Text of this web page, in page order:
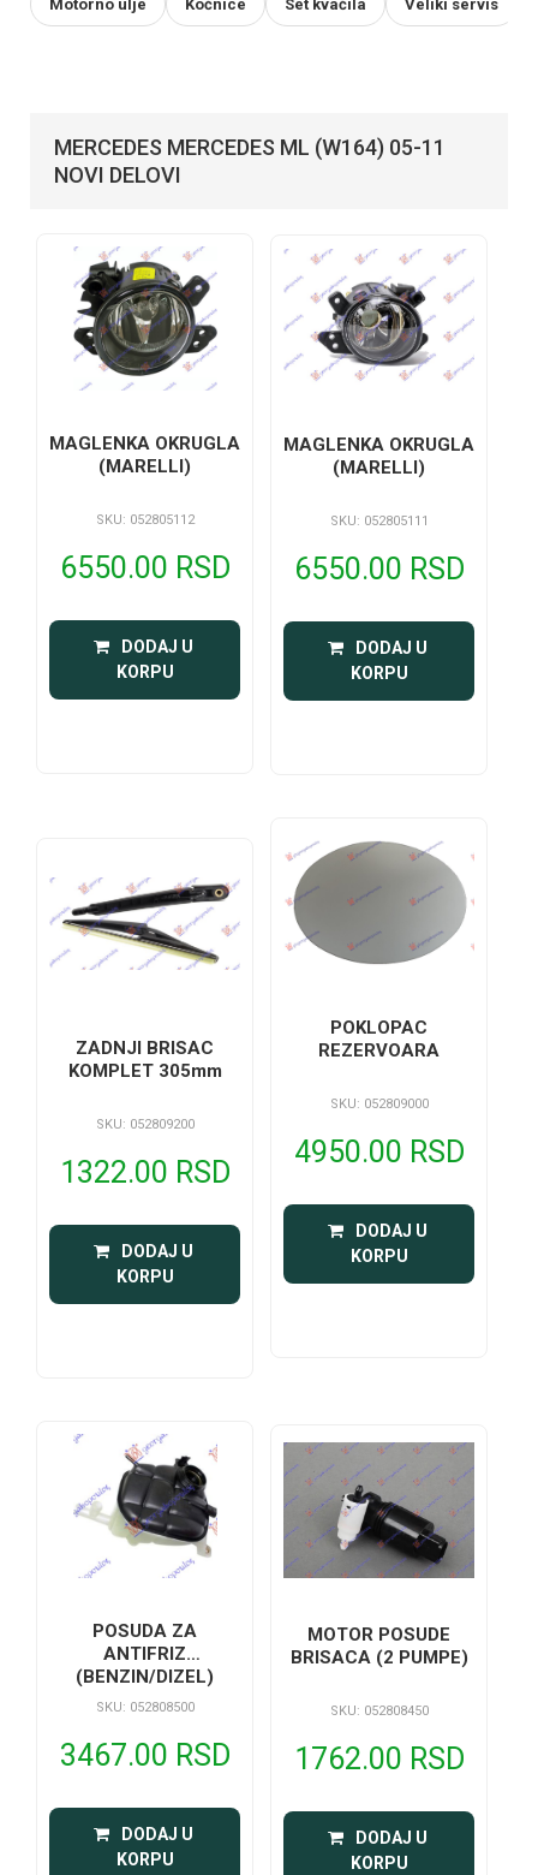
Motorno ulje Kočnice Set kvačila Veliki servis
MERCEDES MERCEDES ML (W164) 05-11
NOVI DELOVI
MAGLENKA OKRUGLA
(MARELLI)
SKU: 052805112
6550.00 RSD
DODAJ U
KORPU
MAGLENKA OKRUGLA
(MARELLI)
SKU: 052805111
6550.00 RSD
DODAJ U
KORPU
ZADNJI BRISAC
KOMPLET 305mm
SKU: 052809200
1322.00 RSD
DODAJ U
KORPU
POKLOPAC
REZERVOARA
SKU: 052809000
4950.00 RSD
DODAJ U
KORPU
POSUDA ZA
ANTIFRIZ
(BENZIN/DIZEL)
SKU: 052808500
3467.00 RSD
DODAJ U
KORPU
MOTOR POSUDE
BRISACA (2 PUMPE)
SKU: 052808450
1762.00 RSD
DODAJ U
KORPU